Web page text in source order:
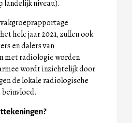
landelijk niveau).
hele jaar 2021, zullen ook
en dalers van
met radiologie worden
wordt inzichtelijk door
de lokale radiologische